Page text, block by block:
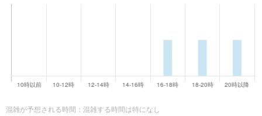
混雑が予想される時間：混雑する時間は特になし